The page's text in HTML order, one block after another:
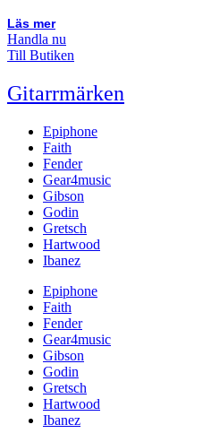
Läs mer
Handla nu
Till Butiken
Gitarrmärken
Epiphone
Faith
Fender
Gear4music
Gibson
Godin
Gretsch
Hartwood
Ibanez
Epiphone
Faith
Fender
Gear4music
Gibson
Godin
Gretsch
Hartwood
Ibanez